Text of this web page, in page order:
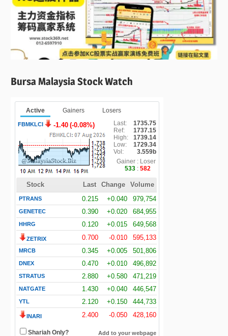
Bursa Malaysia Stock Watch